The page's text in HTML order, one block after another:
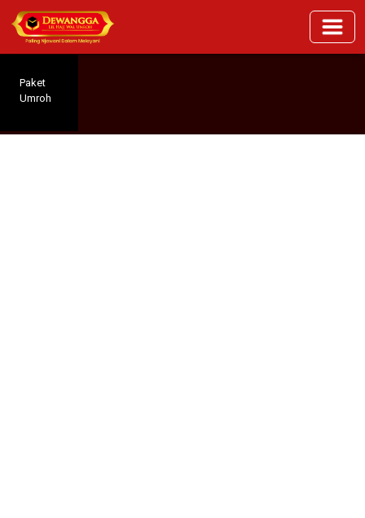
Paket
Umroh